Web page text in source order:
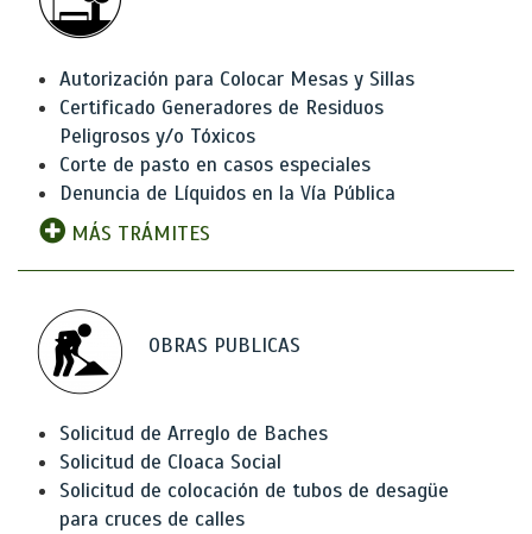
Autorización para Colocar Mesas y Sillas
Certificado Generadores de Residuos
Peligrosos y/o Tóxicos
Corte de pasto en casos especiales
Denuncia de Líquidos en la Vía Pública
MÁS TRÁMITES
OBRAS PUBLICAS
Solicitud de Arreglo de Baches
Solicitud de Cloaca Social
Solicitud de colocación de tubos de desagüe
para cruces de calles